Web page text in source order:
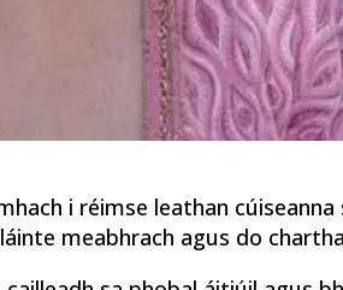
i réimse leathan
meabhrach agus do